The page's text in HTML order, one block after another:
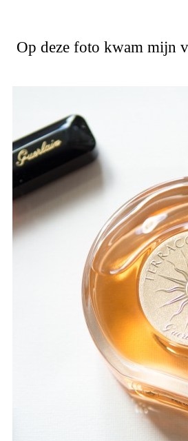
Op deze foto kwam mijn